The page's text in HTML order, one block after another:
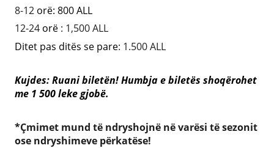
8-12 orë: 800 ALL
12-24 orë : 1,500 ALL
Ditet pas ditës se pare: 1.500 ALL
Kujdes: Ruani biletën! Humbja e biletës shoqërohet
me 1 500 leke gjobë.
*Çmimet mund të ndryshojnë në varësi të sezonit
ose ndryshimeve përkatëse!